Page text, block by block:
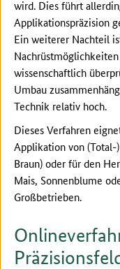
wird. Dies führt
Applikationspräzision
Ein weiterer Nachteil
wissenschaftlich
Umbau
Technik relativ hoch.
Dieses Verfahren
Applikation von
Braun) oder für den
Mais, Sonnenblume
Großbetrieben.